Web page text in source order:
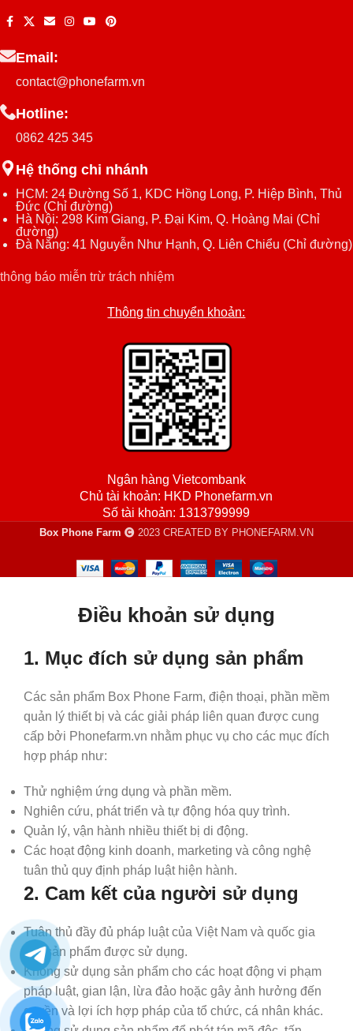
Email:
contact@phonefarm.vn
Hotline:
0862 425 345
Hệ thống chi nhánh
HCM: 24 Đường Số 1, KDC Hồng Long, P. Hiệp Bình, Thủ
Đức (Chỉ đường)
Hà Nội: 298 Kim Giang, P. Đại Kim, Q. Hoàng Mai (Chỉ
đường)
Đà Nẵng: 41 Nguyễn Như Hạnh, Q. Liên Chiểu (Chỉ đường)
thông báo miễn trừ trách nhiệm
Thông tin chuyển khoản:
Ngân hàng Vietcombank
Chủ tài khoản: HKD Phonefarm.vn
Số tài khoản: 1313799999
Box Phone Farm 2023 CREATED BY PHONEFARM.VN
Điều khoản sử dụng
1. Mục đích sử dụng sản phẩm
Các sản phẩm Box Phone Farm, điện thoại, phần mềm
quản lý thiết bị và các giải pháp liên quan được cung
cấp bởi Phonefarm.vn nhằm phục vụ cho các mục đích
hợp pháp như:
Thử nghiệm ứng dụng và phần mềm.
Nghiên cứu, phát triển và tự động hóa quy trình.
Quản lý, vận hành nhiều thiết bị di động.
Các hoạt động kinh doanh, marketing và công nghệ
tuân thủ quy định pháp luật hiện hành.
2. Cam kết của người sử dụng
Tuân thủ đầy đủ pháp luật của Việt Nam và quốc gia
nơi sản phẩm được sử dụng.
Không sử dụng sản phẩm cho các hoạt động vi phạm
pháp luật, gian lận, lừa đảo hoặc gây ảnh hưởng đến
quyền và lợi ích hợp pháp của tổ chức, cá nhân khác.